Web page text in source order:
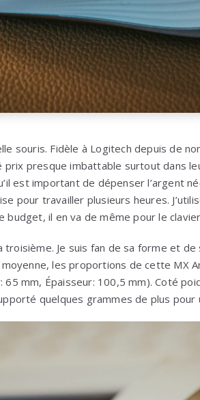
souris. Fidèle à Logitech depuis de
prix presque imbattable surtout dans
est important de dépenser l’argent
pour travailler plusieurs heures.
budget, il en va de même pour le
Je suis fan de sa forme et
les proportions de cette MX
65 mm, Épaisseur: 100,5 mm). Coté
quelques grammes de plus